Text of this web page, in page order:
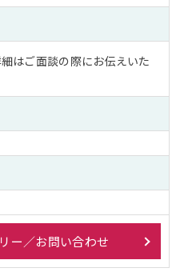
はご面談の際にお伝えいた
ー／お問い合わせ